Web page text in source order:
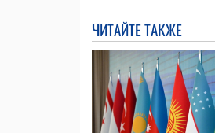
ЧИТАЙТЕ ТАКЖЕ